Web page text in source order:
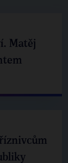
Matěj